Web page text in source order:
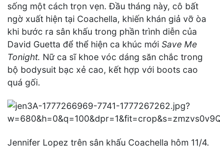
sống một cách trọn vẹn. Đầu tháng này, cô bất
ngờ xuất hiện tại Coachella, khiến khán giả vỡ òa
khi bước ra sân khấu trong phần trình diễn của
David Guetta để thể hiện ca khúc mới Save Me
Tonight. Nữ ca sĩ khoe vóc dáng săn chắc trong
bộ bodysuit bạc xẻ cao, kết hợp với boots cao
quá gối.
Jennifer Lopez trên sân khấu Coachella hôm 11/4.